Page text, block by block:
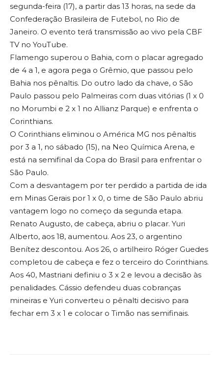
segunda-feira (17), a partir das 13 horas, na sede da
Confederação Brasileira de Futebol, no Rio de
Janeiro. O evento terá transmissão ao vivo pela CBF
TV no YouTube.
Flamengo superou o Bahia, com o placar agregado
de 4 a 1, e agora pega o Grêmio, que passou pelo
Bahia nos pênaltis. Do outro lado da chave, o São
Paulo passou pelo Palmeiras com duas vitórias (1 x 0
no Morumbi e 2 x 1 no Allianz Parque) e enfrenta o
Corinthians.
O Corinthians eliminou o América MG nos pênaltis
por 3 a 1, no sábado (15), na Neo Química Arena, e
está na semifinal da Copa do Brasil para enfrentar o
São Paulo.
Com a desvantagem por ter perdido a partida de ida
em Minas Gerais por 1 x 0, o time de São Paulo abriu
vantagem logo no começo da segunda etapa.
Renato Augusto, de cabeça, abriu o placar. Yuri
Alberto, aos 18, aumentou. Aos 23, o argentino
Benítez descontou. Aos 26, o artilheiro Róger Guedes
completou de cabeça e fez o terceiro do Corinthians.
Aos 40, Mastriani definiu o 3 x 2 e levou a decisão às
penalidades. Cássio defendeu duas cobranças
mineiras e Yuri converteu o pênalti decisivo para
fechar em 3 x 1 e colocar o Timão nas semifinais.